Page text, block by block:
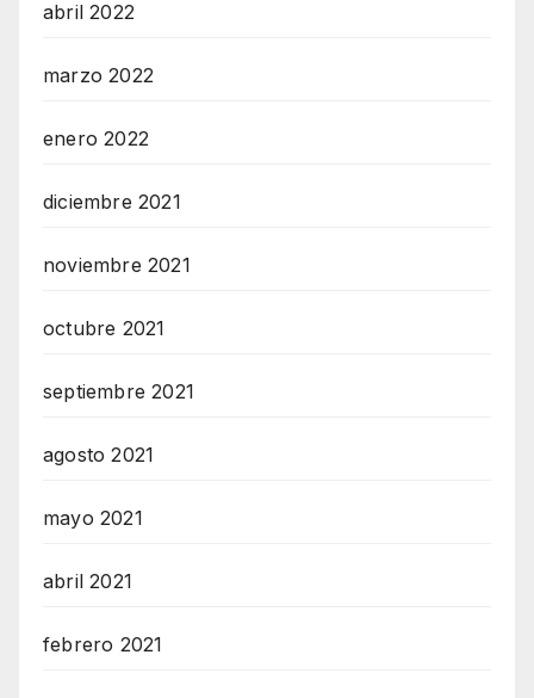
abril 2022
marzo 2022
enero 2022
diciembre 2021
noviembre 2021
octubre 2021
septiembre 2021
agosto 2021
mayo 2021
abril 2021
febrero 2021